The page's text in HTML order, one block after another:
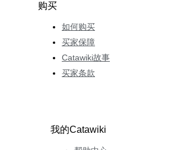
购买
如何购买
买家保障
Catawiki故事
买家条款
我的Catawiki